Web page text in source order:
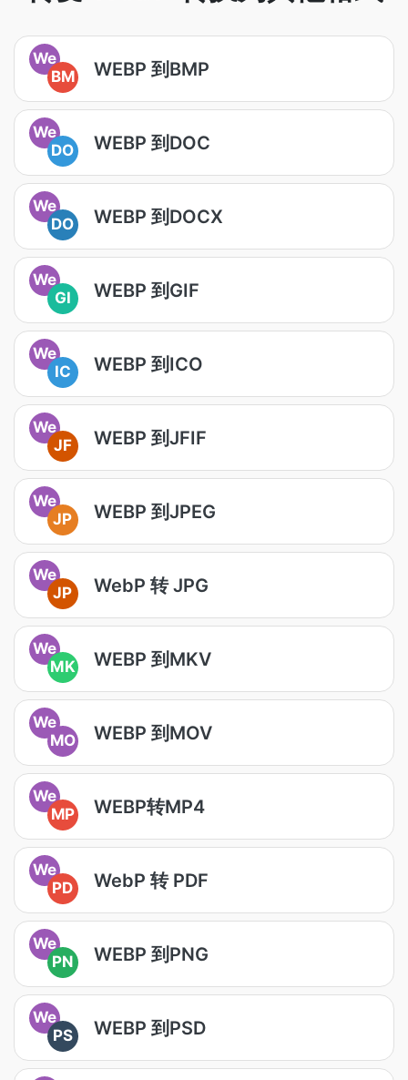
We
BM
WEBP 到BMP
We
DO
WEBP 到DOC
We
DO
WEBP 到DOCX
We
GI
WEBP 到GIF
We
IC
WEBP 到ICO
We
JF
WEBP 到JFIF
We
JP
WEBP 到JPEG
We
JP
WebP 转 JPG
We
MK
WEBP 到MKV
We
MO
WEBP 到MOV
We
MP
WEBP转MP4
We
PD
WebP 转 PDF
We
PN
WEBP 到PNG
We
PS
WEBP 到PSD